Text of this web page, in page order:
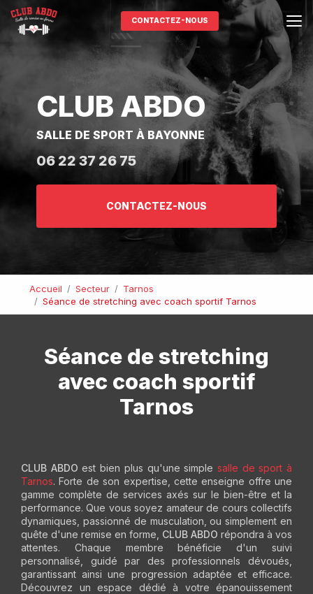
Aller
contenu
CONTACTEZ-NOUS
CLUB ABDO
SALLE DE SPORT À BAYONNE
06 22 37 26 75
CONTACTEZ-NOUS
Accueil Secteur
Tarnos
Séance de stretching avec coach sportif Tarnos
Séance de stretching
avec coach sportif
Tarnos
CLUB ABDOest bien plus qu'une simple salle de sport à
Tarnos. Forte de son expertise, cette enseigne offre une
gamme complète de services axés sur le bien-être et la
performance. Que vous soyez amateur de cours collectifs
dynamiques, passionné de musculation, ou simplement en
quête d'une remise en forme, CLUB ABDO répondra à vos
attentes. Chaque membre bénéficie d'un suivi
personnalisé, guidé par des professionnels dévoués,
garantissant ainsi une progression adaptée et efficace.
Découvrez un espace dédié à votre épanouissement